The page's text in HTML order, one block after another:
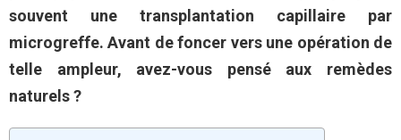
souvent une transplantation capillaire par
microgreffe. Avant de foncer vers une opération de
telle ampleur, avez-vous pensé aux remèdes
naturels ?